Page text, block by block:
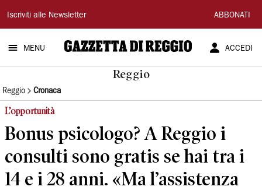
Gazzetta
di
Reggio
Iscriviti alle Newsletter ABBONATI
MENU ACCEDI
Reggio
Reggio Cronaca
L’opportunità
Bonus psicologo? A Reggio i
consulti sono gratis se hai tra i
14 e i 28 anni. «Ma l’assistenza